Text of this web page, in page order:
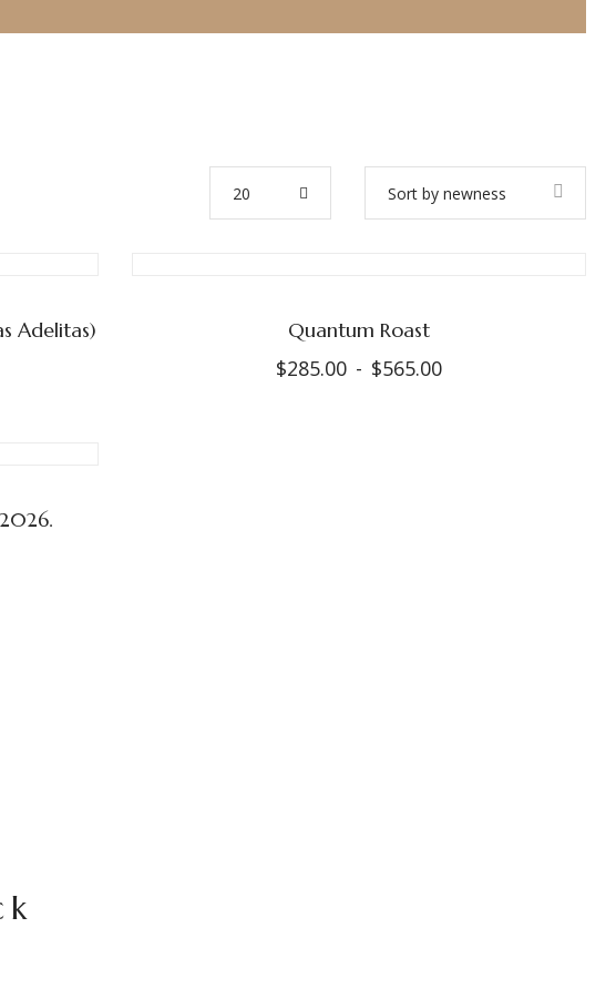
Sort by newness
20
Adelitas) Quantum Roast
$285.00 - $565.00